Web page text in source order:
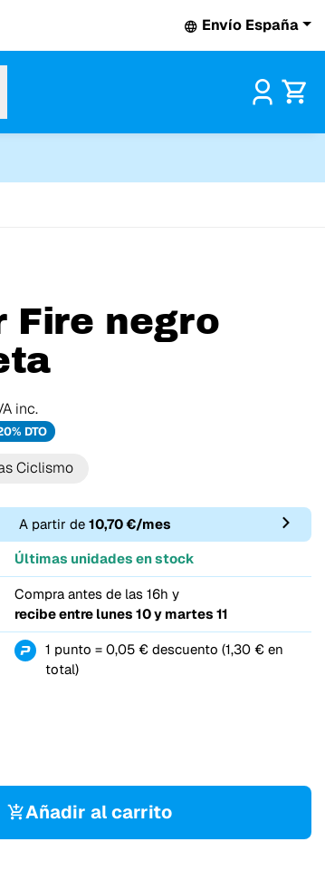
Envío España
Fire negro
inc.
DTO
Ciclismo
A partir de10,70 €/mes
Últimas unidades en stock
Compra antes de las 16h y
recibe entre lunes 10 y martes 11
1 punto = 0,05 € descuento (1,30 € en
total)
Añadir al carrito